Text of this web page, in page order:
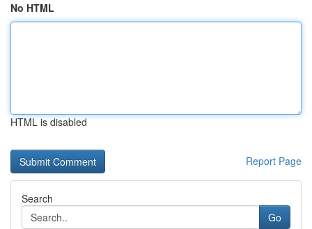
No HTML
HTML is disabled
Report Page
Search
Go